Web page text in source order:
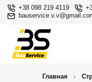
+38 098 219 4119
Главная